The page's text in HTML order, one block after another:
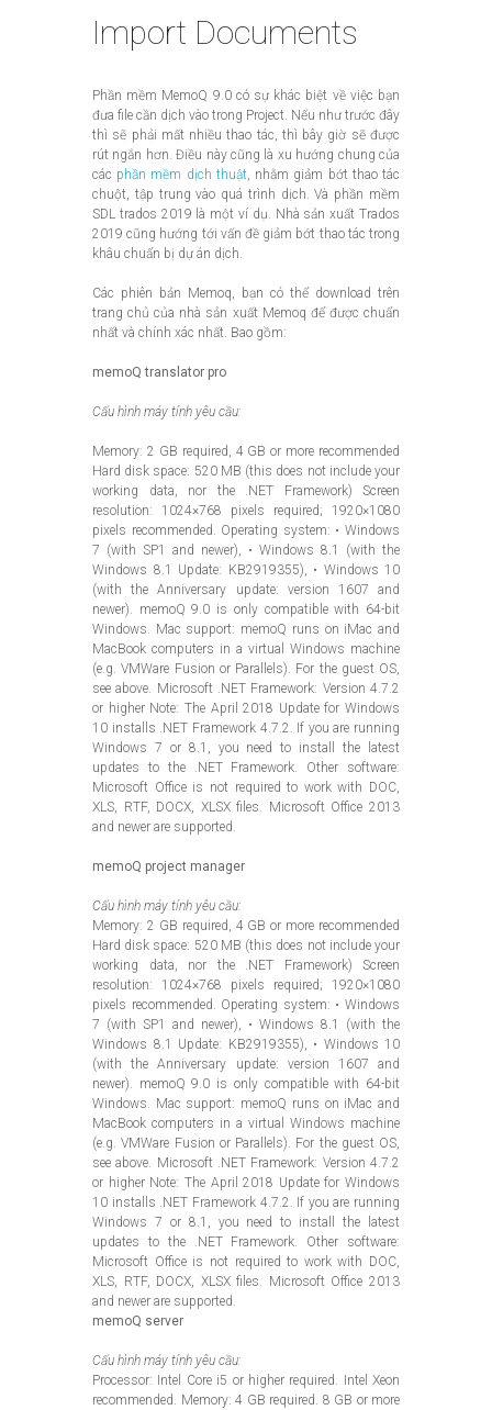
​Import Documents
Phần mềm MemoQ 9.0 có sự khác biệt về việc bạn
đưa file cần dịch vào trong Project. Nếu như trước đây
thì sẽ phải mất nhiều thao tác, thì bây giờ sẽ được
rút ngắn hơn. Điều này cũng là xu hướng chung của
các phần mềm dịch thuật, nhằm giảm bớt thao tác
chuột, tập trung vào quá trình dịch. Và phần mềm
SDL trados 2019 là một ví dụ. Nhà sản xuất Trados
2019 cũng hướng tới vấn đề giảm bớt thao tác trong
khâu chuẩn bị dự án dịch.
Các phiên bản Memoq, bạn có thể download trên
trang chủ của nhà sản xuất Memoq để được chuẩn
nhất và chính xác nhất. Bao gồm:
memoQ translator pro
Cấu hình máy tính yêu cầu:
Memory: 2 GB required, 4 GB or more recommended
Hard disk space: 520 MB (this does not include your
working data, nor the .NET Framework) Screen
resolution: 1024×768 pixels required; 1920×1080
pixels recommended. Operating system: • Windows
7 (with SP1 and newer), • Windows 8.1 (with the
Windows 8.1 Update: KB2919355), • Windows 10
(with the Anniversary update: version 1607 and
newer). memoQ 9.0 is only compatible with 64-bit
Windows. Mac support: memoQ runs on iMac and
MacBook computers in a virtual Windows machine
(e.g. VMWare Fusion or Parallels). For the guest OS,
see above. Microsoft .NET Framework: Version 4.7.2
or higher Note: The April 2018 Update for Windows
10 installs .NET Framework 4.7.2. If you are running
Windows 7 or 8.1, you need to install the latest
updates to the .NET Framework. Other software:
Microsoft Office is not required to work with DOC,
XLS, RTF, DOCX, XLSX files. Microsoft Office 2013
and newer are supported.
memoQ project manager
Cấu hình máy tính yêu cầu:
Memory: 2 GB required, 4 GB or more recommended
Hard disk space: 520 MB (this does not include your
working data, nor the .NET Framework) Screen
resolution: 1024×768 pixels required; 1920×1080
pixels recommended. Operating system: • Windows
7 (with SP1 and newer), • Windows 8.1 (with the
Windows 8.1 Update: KB2919355), • Windows 10
(with the Anniversary update: version 1607 and
newer). memoQ 9.0 is only compatible with 64-bit
Windows. Mac support: memoQ runs on iMac and
MacBook computers in a virtual Windows machine
(e.g. VMWare Fusion or Parallels). For the guest OS,
see above. Microsoft .NET Framework: Version 4.7.2
or higher Note: The April 2018 Update for Windows
10 installs .NET Framework 4.7.2. If you are running
Windows 7 or 8.1, you need to install the latest
updates to the .NET Framework. Other software:
Microsoft Office is not required to work with DOC,
XLS, RTF, DOCX, XLSX files. Microsoft Office 2013
and newer are supported.
memoQ server
Cấu hình máy tính yêu cầu:
Processor: Intel Core i5 or higher required. Intel Xeon
recommended. Memory: 4 GB required. 8 GB or more